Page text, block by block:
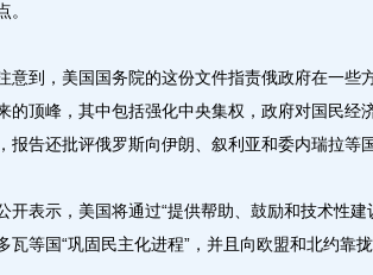
。
到，美国国务院的这份文件指责俄政府在一些方
的顶峰，其中包括强化中央集权，政府对国民经
报告还批评俄罗斯向伊朗、叙利亚和委内瑞拉等
表示，美国将通过“提供帮助、鼓励和技术性建
瓦等国“巩固民主化进程”，并且向欧盟和北约靠拢